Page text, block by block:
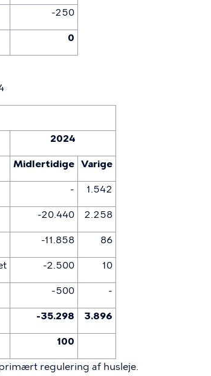
-250
0
2024
Midlertidige Varige
- 1.542
-20.440 2.258
-11.858 86
-2.500 10
-500 -
-35.298 3.896
100
regulering af husleje.